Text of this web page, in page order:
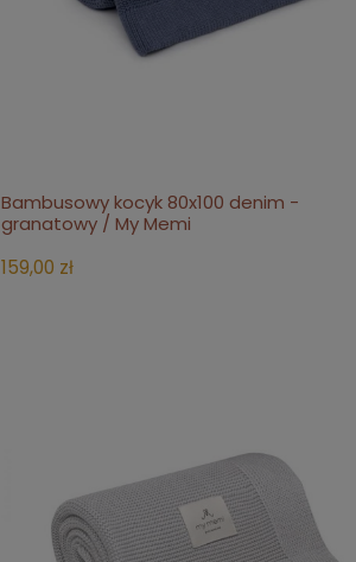
powiadom o dostępności
Bambusowy kocyk 80x100 denim -
granatowy / My Memi
159,00 zł